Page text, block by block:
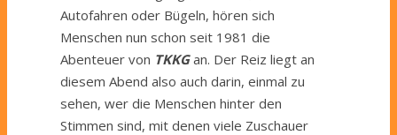
Autofahren oder Bügeln, hören sich
Menschen nun schon seit 1981 die
Abenteuer von TKKG an. Der Reiz liegt an
diesem Abend also auch darin, einmal zu
sehen, wer die Menschen hinter den
Stimmen sind, mit denen viele Zuschauer